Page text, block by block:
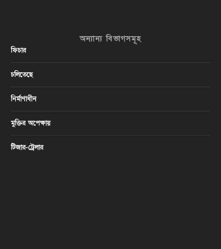
অন্যান্য বিভাগসমূহ
ফিচার
চলিতেছে
নির্মাণাধীন
মুক্তির অপেক্ষায়
টিজার-ট্রেলার